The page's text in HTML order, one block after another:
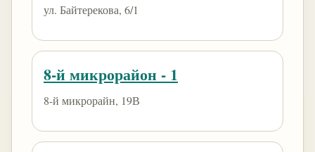
ул. Байтерекова, 6/1
8-й микрорайон - 1
8-й микрорайн, 19В